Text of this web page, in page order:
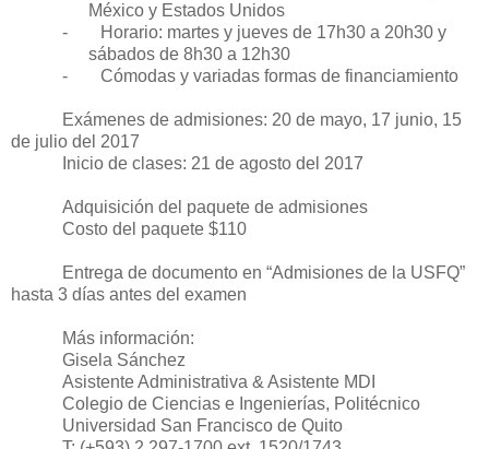
México y Estados Unidos
-
Horario: martes y jueves de 17h30 a 20h30 y
sábados de 8h30 a 12h30
-
Cómodas y variadas formas de financiamiento
Exámenes de admisiones: 20 de mayo, 17 junio, 15
de julio del 2017
Inicio de clases: 21 de agosto del 2017
Adquisición del paquete de admisiones
Costo del paquete $110
Entrega de documento en “Admisiones de la USFQ”
hasta 3 días antes del examen
Más información:
Gisela Sánchez
Asistente Administrativa & Asistente MDI
Colegio de Ciencias e Ingenierías, Politécnico
Universidad San Francisco de Quito